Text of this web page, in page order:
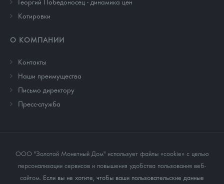
Котировки
О КОМПАНИИ
Контакты
Наши преимущества
Письмо директору
Пресс-служба
ООО "Золотой Монетный Дом" использует файлы «cookie» с целью
персонализации сервисов и повышения удобства пользования веб-
сайтом . Если вы не хотите, чтобы ваши пользовательские данные